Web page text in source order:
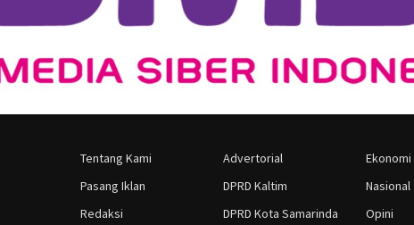
Tentang Kami
Pasang Iklan
Redaksi
Advertorial
DPRD Kaltim
DPRD Kota Samarinda
Ekonomi
Nasional
Opini